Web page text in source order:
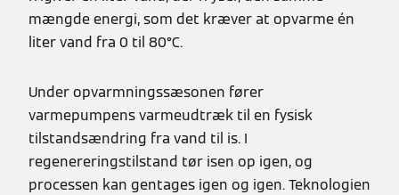
mængde energi, som det kræver at opvarme én
liter vand fra 0 til 80°C.
Under opvarmningssæsonen fører
varmepumpens varmeudtræk til en fysisk
tilstandsændring fra vand til is. I
regenereringstilstand tør isen op igen, og
processen kan gentages igen og igen. Teknologien